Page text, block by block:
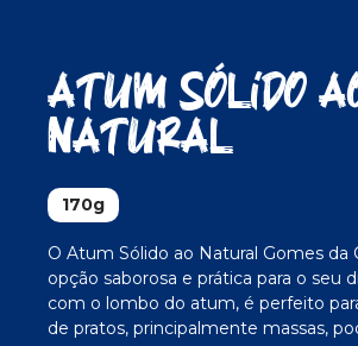
Atum Sólido
Natural
170g
O Atum Sólido ao Natural Gomes da
opção saborosa e prática para o seu
com o lombo do atum, é perfeito
de pratos, principalmente massas,